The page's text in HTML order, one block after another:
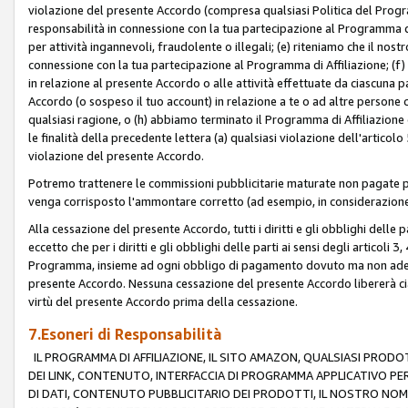
violazione del presente Accordo (compresa qualsiasi Politica del
responsabilità in connessione con la tua partecipazione al
per attività ingannevoli, fraudolente o illegali; (e) riteniamo che il
connessione con la tua partecipazione al Programma di Affiliazione;
in relazione al presente Accordo o alle attività effettuate da ciascuna
Accordo (o sospeso il tuo account) in relazione a te o ad altre
qualsiasi ragione, o (h) abbiamo terminato il Programma di
le finalità della precedente lettera (a) qualsiasi violazione
violazione del presente Accordo.
Potremo trattenere le commissioni pubblicitarie maturate non
venga corrisposto l'ammontare corretto (ad esempio, in
Alla cessazione del presente Accordo, tutti i diritti e gli obblighi delle
eccetto che per i diritti e gli obblighi delle parti ai sensi degli articoli
Programma, insieme ad ogni obbligo di pagamento dovuto ma non
presente Accordo. Nessuna cessazione del presente Accordo
virtù del presente Accordo prima della cessazione.
7.Esoneri di Responsabilità
IL PROGRAMMA DI AFFILIAZIONE, IL SITO AMAZON, QUALSIASI
DEI LINK, CONTENUTO, INTERFACCIA DI PROGRAMMA APPLICATIVO
DI DATI, CONTENUTO PUBBLICITARIO DEI PRODOTTI, IL NOSTRO